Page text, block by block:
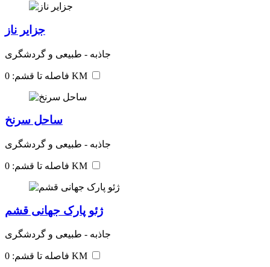
جزایر ناز
جاذبه - طبیعی و گردشگری
فاصله تا قشم: 0 KM
ساحل سرنخ
جاذبه - طبیعی و گردشگری
فاصله تا قشم: 0 KM
ژئو پارک جهانی قشم
جاذبه - طبیعی و گردشگری
فاصله تا قشم: 0 KM